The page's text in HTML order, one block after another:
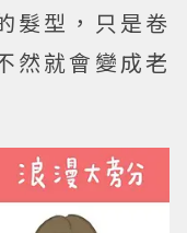
髮型，只是卷
然就會變成老